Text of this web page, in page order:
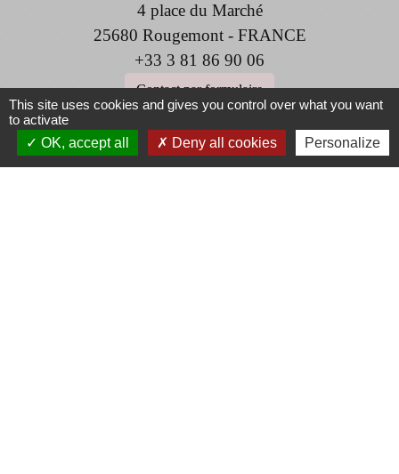
4 place du Marché
25680 Rougemont - FRANCE
+33 3 81 86 90 06
Contact par formulaire
Liens
This site uses cookies and gives you control over what you want
to activate
OK, accept all
Deny all cookies Personalize